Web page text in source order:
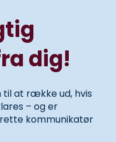
dig!
til at række ud, hvis
– og er
kommunikatør